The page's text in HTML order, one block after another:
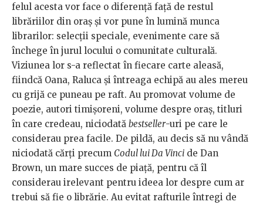
felul acesta vor face o diferență față de restul
librăriilor din oraș și vor pune în lumină munca
librarilor: selecții speciale, evenimente care să
închege în jurul locului o comunitate culturală.
Viziunea lor s-a reflectat în fiecare carte aleasă,
fiindcă Oana, Raluca și întreaga echipă au ales mereu
cu grijă ce puneau pe raft. Au promovat volume de
poezie, autori timișoreni, volume despre oraș, titluri
în care credeau, niciodată bestseller-uri pe care le
considerau prea facile. De pildă, au decis să nu vândă
niciodată cărți precum Codul lui Da Vinci de Dan
Brown, un mare succes de piață, pentru că îl
considerau irelevant pentru ideea lor despre cum ar
trebui să fie o librărie. Au evitat rafturile întregi de